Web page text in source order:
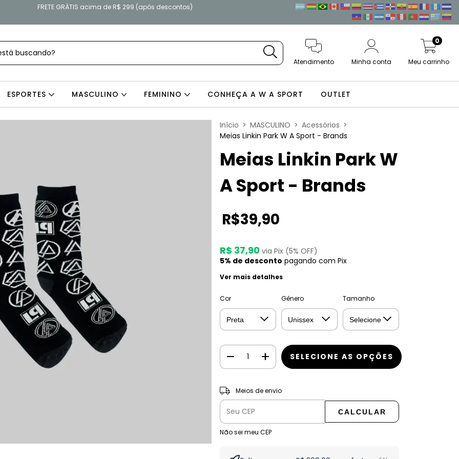
FRETE GRÁTIS acima de R$ 299 (após descontos)
Atendimento Minha conta Meu carrinho
0
ESPORTES MASCULINO FEMININO CONHEÇA A W A SPORT OUTLET
Início > MASCULINO > Acessórios >
Meias Linkin Park W A Sport - Brands
Meias Linkin Park W
A Sport - Brands
R$39,90
R$ 37,90 via Pix (5% OFF)
5% de desconto pagando com Pix
Ver mais detalhes
Cor Gênero Tamanho
Entregas para o CEP:
Meios de envio
CALCULAR
Não sei meu CEP